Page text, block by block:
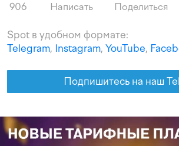
906 Написать Поделиться
Spot в удобном формате:
Telegram, Instagram, YouTube,
Подпишитесь на наш